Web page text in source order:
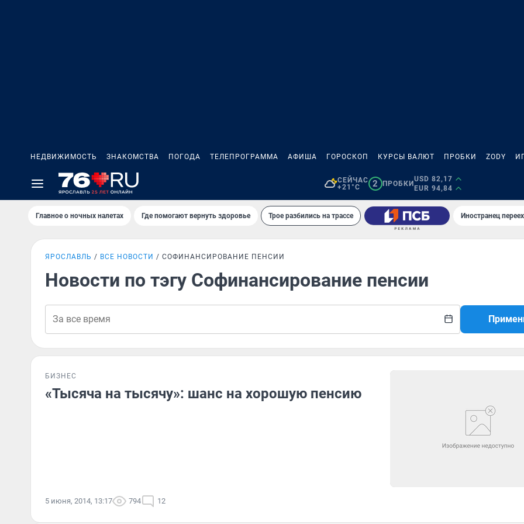
НЕДВИЖИМОСТЬ ЗНАКОМСТВА ПОГОДА ТЕЛЕПРОГРАММА АФИША ГОРОСКОП КУРСЫ ВАЛЮТ ПРОБКИ ZODY
СЕЙЧАС
+21°C
2 ПРОБКИ
USD 82,17
EUR 94,84
Главное о ночных налетах Где помогают вернуть здоровье Трое разбились на трассе Иностранец
ЯРОСЛАВЛЬ ВСЕ НОВОСТИ СОФИНАНСИРОВАНИЕ ПЕНСИИ
Новости по тэгу Софинансирование пенсии
БИЗНЕС
«Тысяча на тысячу»: шанс на хорошую пенсию
5 июня, 2014, 13:17 794 12